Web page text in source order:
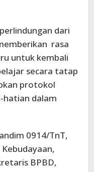
dari
rasa
untuk kembali
secara tatap
protokol
hatian dalam
0914/TnT,
BPBD,